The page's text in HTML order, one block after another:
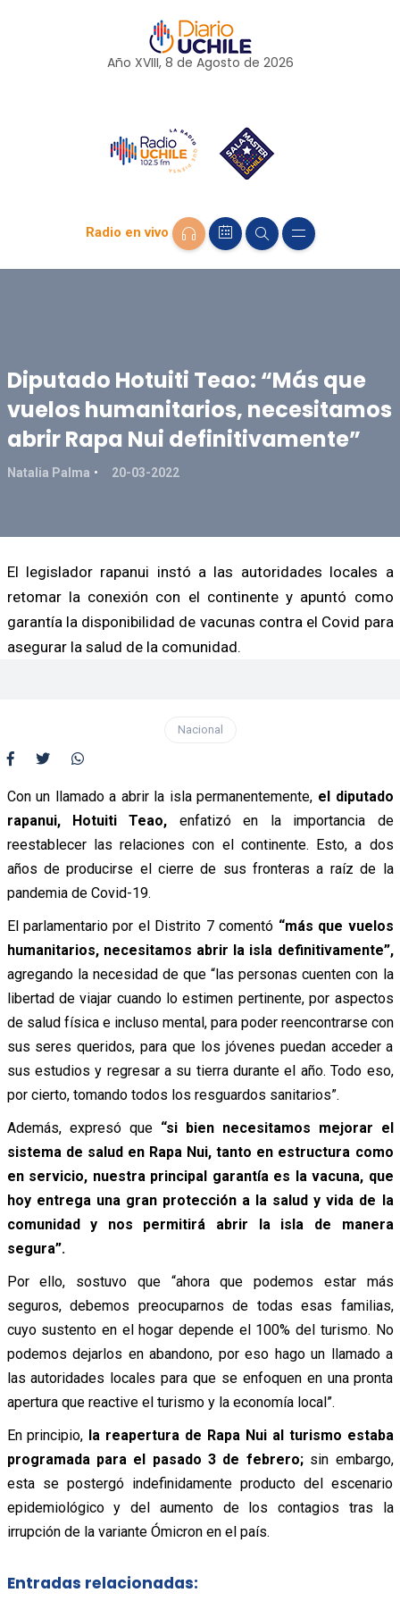
Año XVIII, 8 de Agosto de 2026
Radio en vivo
Diputado Hotuiti Teao: “Más que
vuelos humanitarios, necesitamos
abrir Rapa Nui definitivamente”
Natalia Palma 20-03-2022
El legislador rapanui instó a las autoridades locales a
retomar la conexión con el continente y apuntó como
garantía la disponibilidad de vacunas contra el Covid para
asegurar la salud de la comunidad.
Nacional
Con un llamado a abrir la isla permanentemente, el diputado
rapanui, Hotuiti Teao, enfatizó en la importancia de
reestablecer las relaciones con el continente. Esto, a dos
años de producirse el cierre de sus fronteras a raíz de la
pandemia de Covid-19.
El parlamentario por el Distrito 7 comentó “más que vuelos
humanitarios, necesitamos abrir la isla definitivamente”,
agregando la necesidad de que “las personas cuenten con la
libertad de viajar cuando lo estimen pertinente, por aspectos
de salud física e incluso mental, para poder reencontrarse con
sus seres queridos, para que los jóvenes puedan acceder a
sus estudios y regresar a su tierra durante el año. Todo eso,
por cierto, tomando todos los resguardos sanitarios”.
Además, expresó que “si bien necesitamos mejorar el
sistema de salud en Rapa Nui, tanto en estructura como
en servicio, nuestra principal garantía es la vacuna, que
hoy entrega una gran protección a la salud y vida de la
comunidad y nos permitirá abrir la isla de manera
segura”.
Por ello, sostuvo que “ahora que podemos estar más
seguros, debemos preocuparnos de todas esas familias,
cuyo sustento en el hogar depende el 100% del turismo. No
podemos dejarlos en abandono, por eso hago un llamado a
las autoridades locales para que se enfoquen en una pronta
apertura que reactive el turismo y la economía local”.
En principio, la reapertura de Rapa Nui al turismo estaba
programada para el pasado 3 de febrero;sin embargo,
esta se postergó indefinidamente producto del escenario
epidemiológico y del aumento de los contagios tras la
irrupción de la variante Ómicron en el país.
Entradas relacionadas: